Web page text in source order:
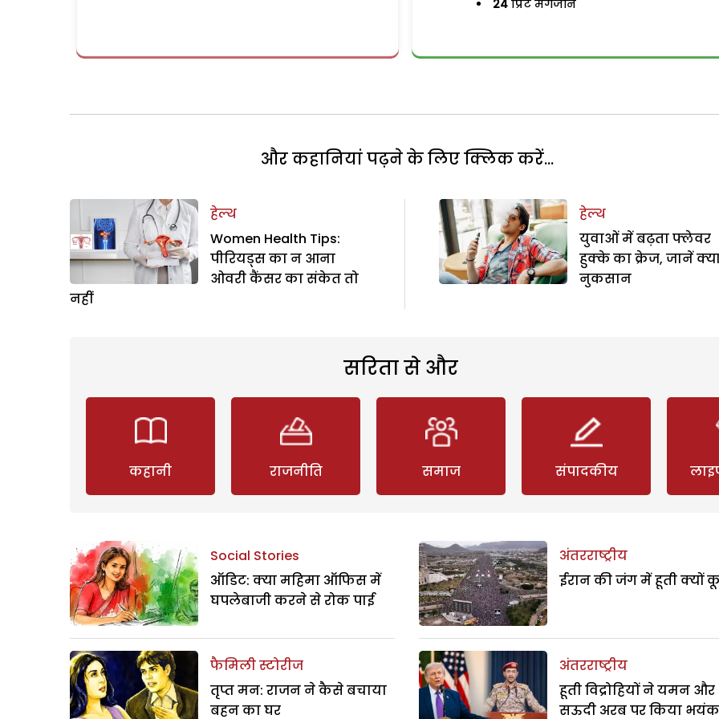
24 प्रिंट मैगजीन
और कहानियां पढ़ने के लिए क्लिक करें...
हेल्थ
Women Health Tips:
पीरियड्स का न आना
ओवरी कैंसर का संकेत तो
नहीं
हेल्थ
युवाओं में बढ़ता फ्लेवर
हुक्के का क्रेज, जानें
नुकसान
सरिता से और
कहानी राजनीति समाज संपादकीय
Social Stories
ऑडिट: क्या महिमा ऑफिस में
घपलेबाजी करने से रोक पाई
फैमिली स्टोरीज
तृप्त मन: राजन ने कैसे बचाया
बहन का घर
अंतरराष्ट्रीय
ईरान की जंग में हूती क्यों
अंतरराष्ट्रीय
हूती विद्रोहियों ने यमन और
सऊदी अरब पर किया